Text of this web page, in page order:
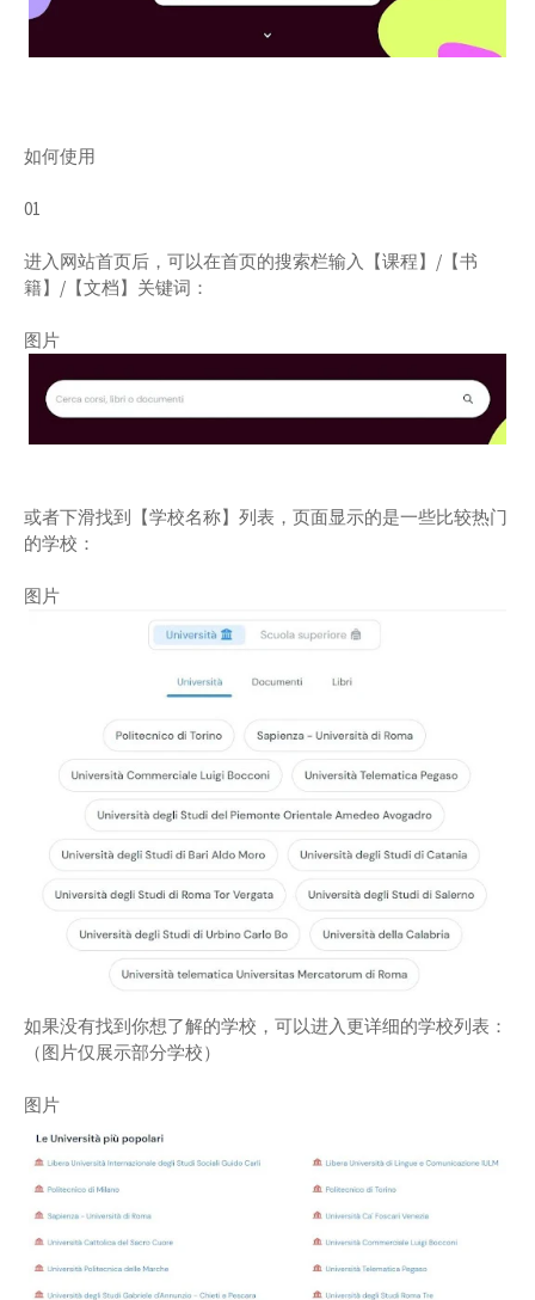
如何使用
01
进入网站首页后，可以在首页的搜索栏输入【课程】/【书
籍】/【文档】关键词：
图片
或者下滑找到【学校名称】列表，页面显示的是一些比较热门
的学校：
图片
如果没有找到你想了解的学校，可以进入更详细的学校列表：
（图片仅展示部分学校）
图片